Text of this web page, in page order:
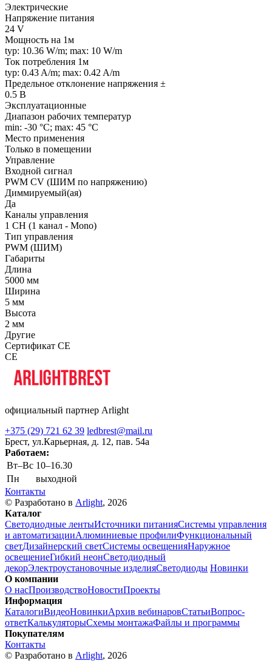
Электрические
Напряжение питания
24 V
Мощность на 1м
typ: 10.36 W/m; max: 10 W/m
Ток потребления 1м
typ: 0.43 A/m; max: 0.42 A/m
Предельное отклонение напряжения ±
0.5 В
Эксплуатационные
Диапазон рабочих температур
min: -30 °C; max: 45 °C
Место применения
Только в помещении
Управление
Входной сигнал
PWM СV (ШИМ по напряжению)
Диммируемый(ая)
Да
Каналы управления
1 CH (1 канал - Mono)
Тип управления
PWM (ШИМ)
Габариты
Длина
5000 мм
Ширина
5 мм
Высота
2 мм
Другие
Сертификат CE
CE
официальный партнер Arlight
+375 (29) 721 62 39 ledbrest@mail.ru
Брест, ул.Карьерная, д. 12, пав. 54а
Работаем:
Вт–Вс 10–16.30
Пн
выходной
Контакты
© Разработано в Arlight, 2026
Каталог
Светодиодные лентыИсточники питанияСистемы управления
и автоматизацииАлюминиевые профилиФункциональный
светДизайнерский светСистемы освещенияНаружное
освещениеГибкий неонСветодиодный
декорЭлектроустановочные изделияСветодиоды Новинки
О компании
О насПроизводствоНовостиПроекты
Информация
КаталогиВидеоНовинкиАрхив вебинаровСтатьиВопрос-
ответКалькуляторыСхемы монтажаФайлы и программы
Покупателям
Контакты
© Разработано в Arlight, 2026